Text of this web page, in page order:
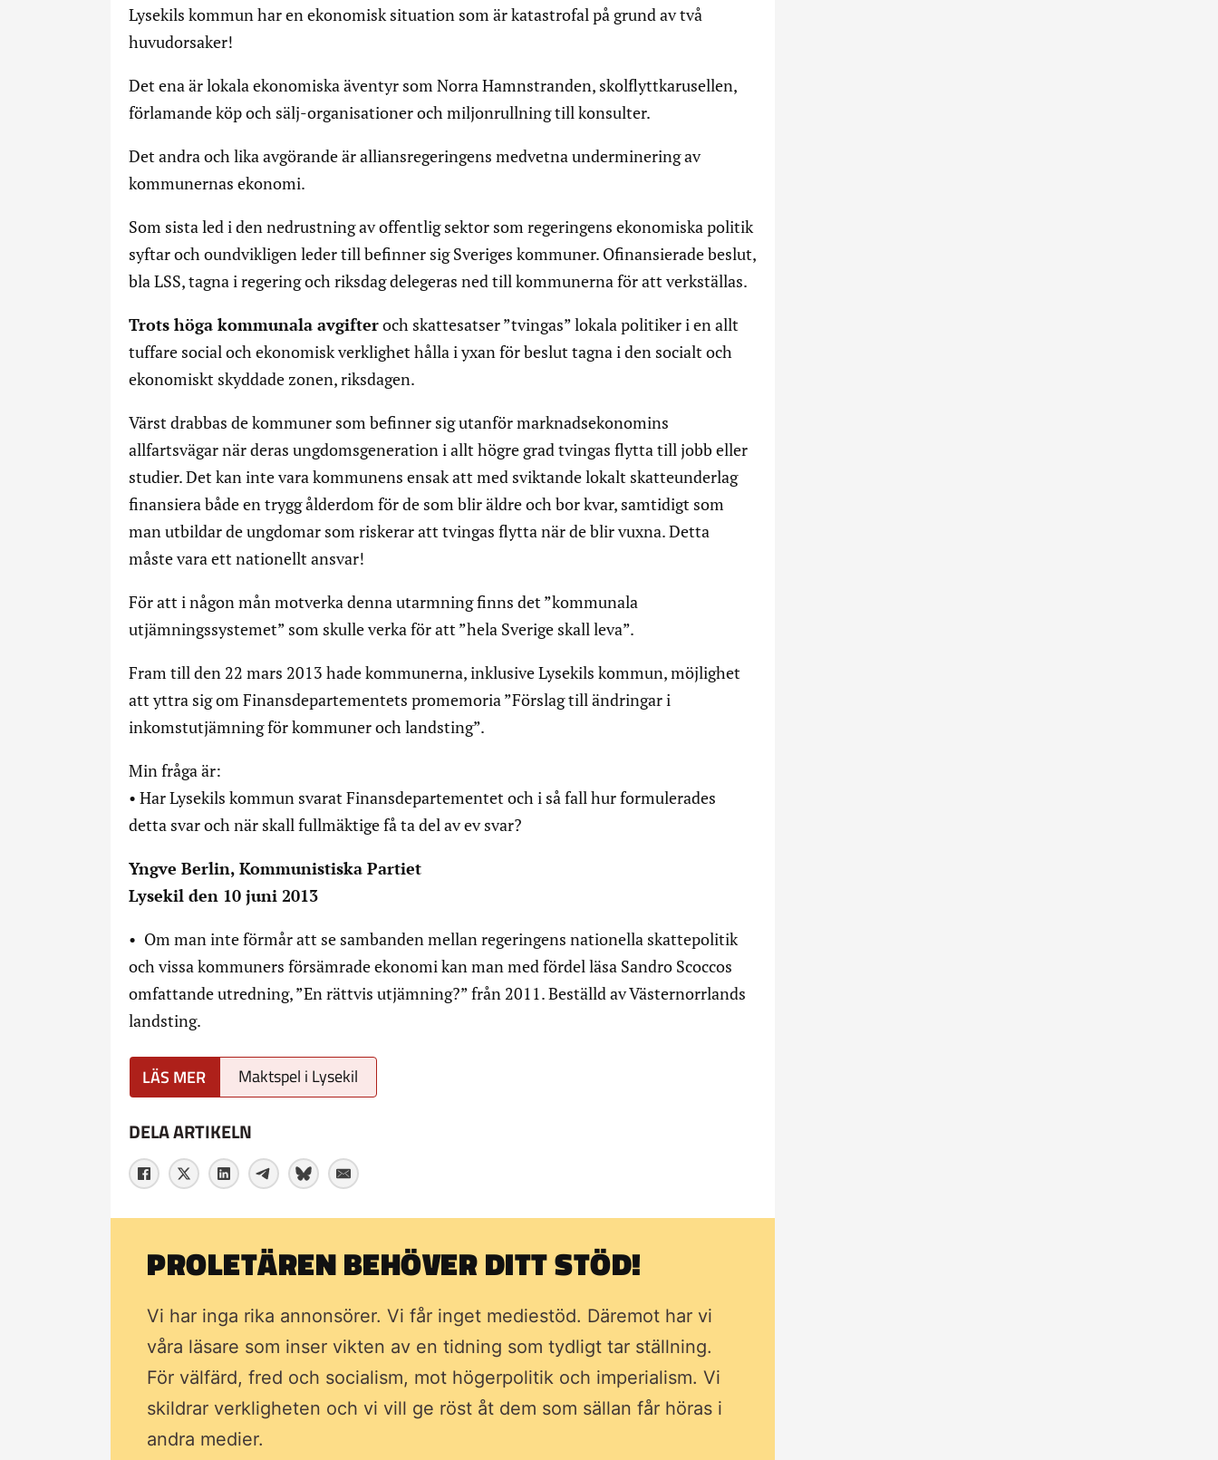
Lysekils kommun har en ekonomisk situation som är katastrofal på grund av två
huvudorsaker!
Det ena är lokala ekonomiska äventyr som Norra Hamnstranden, skolflyttkarusellen,
förlamande köp och sälj-organisationer och miljonrullning till konsulter.
Det andra och lika avgörande är alliansregeringens medvetna underminering av
kommunernas ekonomi.
Som sista led i den nedrustning av offentlig sektor som regeringens ekonomiska politik
syftar och oundvikligen leder till befinner sig Sveriges kommuner. Ofinansierade beslut,
bla LSS, tagna i regering och riksdag delegeras ned till kommunerna för att verkställas.
Trots höga kommunala avgifteroch skattesatser ”tvingas” lokala politiker i en allt
tuffare social och ekonomisk verklighet hålla i yxan för beslut tagna i den socialt och
ekonomiskt skyddade zonen, riksdagen.
Värst drabbas de kommuner som befinner sig utanför marknadsekonomins
allfartsvägar när deras ungdomsgeneration i allt högre grad tvingas flytta till jobb eller
studier. Det kan inte vara kommunens ensak att med sviktande lokalt skatteunderlag
finansiera både en trygg ålderdom för de som blir äldre och bor kvar, samtidigt som
man utbildar de ungdomar som riskerar att tvingas flytta när de blir vuxna. Detta
måste vara ett nationellt ansvar!
För att i någon mån motverka denna utarmning finns det ”kommunala
utjämningssystemet” som skulle verka för att ”hela Sverige skall leva”.
Fram till den 22 mars 2013 hade kommunerna, inklusive Lysekils kommun, möjlighet
att yttra sig om Finansdepartementets promemoria ”Förslag till ändringar i
inkomstutjämning för kommuner och landsting”.
Min fråga är:
• Har Lysekils kommun svarat Finansdepartementet och i så fall hur formulerades
detta svar och när skall fullmäktige få ta del av ev svar?
Yngve Berlin, Kommunistiska Partiet
Lysekil den 10 juni 2013
• Om man inte förmår att se sambanden mellan regeringens nationella skattepolitik
och vissa kommuners försämrade ekonomi kan man med fördel läsa Sandro Scoccos
omfattande utredning, ”En rättvis utjämning?” från 2011. Beställd av Västernorrlands
landsting.
Maktspel i Lysekil
DELA ARTIKELN
PROLETÄREN BEHÖVER DITT STÖD!
Vi har inga rika annonsörer. Vi får inget mediestöd. Däremot har vi
våra läsare som inser vikten av en tidning som tydligt tar ställning.
För välfärd, fred och socialism, mot högerpolitik och imperialism. Vi
skildrar verkligheten och vi vill ge röst åt dem som sällan får höras i
andra medier.